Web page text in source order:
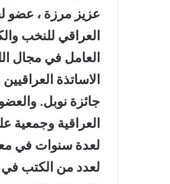
عزيز مرزة ، عضو
العراقي للنخب
الاساتذة
العراقية وجمعية
لعدة سنوات في
لعدد من الكتب في